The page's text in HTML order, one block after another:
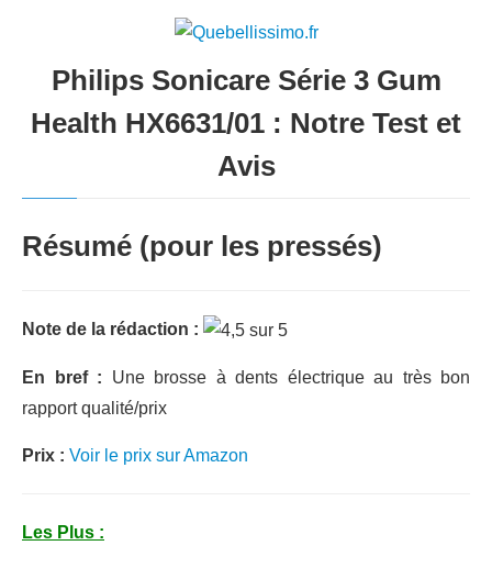
Philips Sonicare Série 3 Gum
Health HX6631/01 : Notre Test et
Avis
Résumé (pour les pressés)
Note de la rédaction :
En bref : Une brosse à dents électrique au très bon
rapport qualité/prix
Prix : Voir le prix sur Amazon
Les Plus :